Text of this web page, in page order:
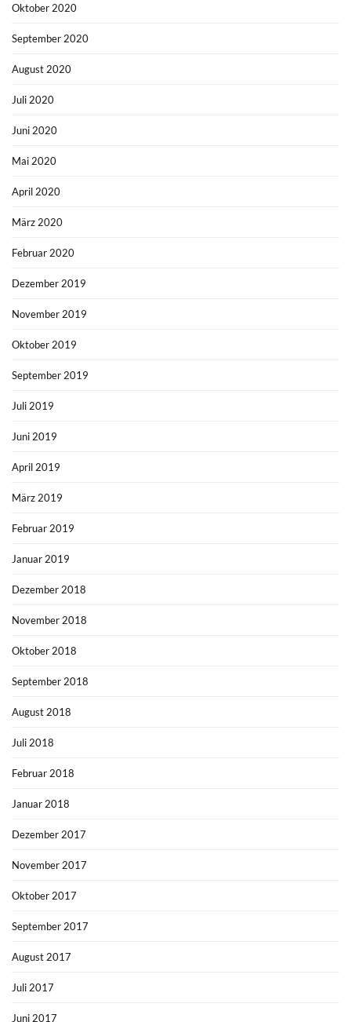
Oktober 2020
September 2020
August 2020
Juli 2020
Juni 2020
Mai 2020
April 2020
März 2020
Februar 2020
Dezember 2019
November 2019
Oktober 2019
September 2019
Juli 2019
Juni 2019
April 2019
März 2019
Februar 2019
Januar 2019
Dezember 2018
November 2018
Oktober 2018
September 2018
August 2018
Juli 2018
Februar 2018
Januar 2018
Dezember 2017
November 2017
Oktober 2017
September 2017
August 2017
Juli 2017
Juni 2017